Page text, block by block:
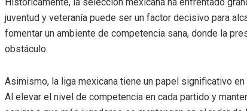
juventud y veteranía puede ser un factor decisivo para
fomentar un ambiente de competencia sana, donde la
obstáculo.
Asimismo, la liga mexicana tiene un papel significativo
Al elevar el nivel de competencia en cada partido y